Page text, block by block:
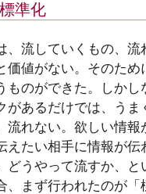
準化
、流していくもの、流
価値がない。そのため
ものができた。しかし
があるだけでは、うま
流れない。欲しい情報
えたい相手に情報が伝
どうやって流すか、と
、まず行われたのが「